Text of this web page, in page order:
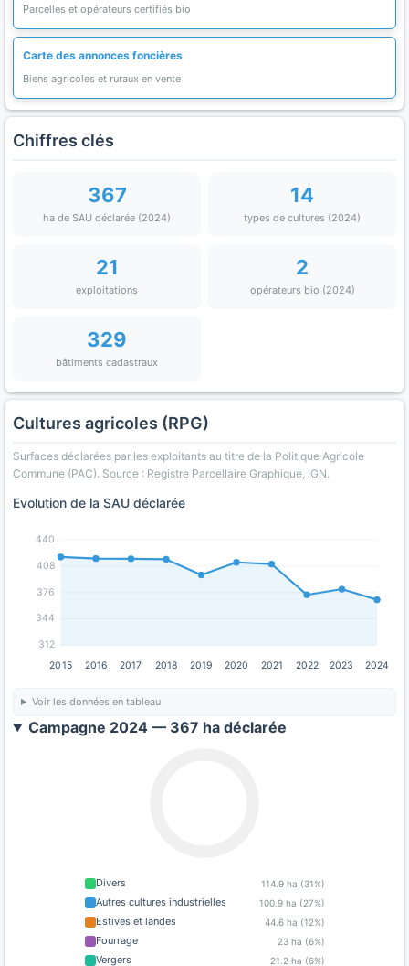
Parcelles et opérateurs certifiés bio
Carte des annonces foncières
Biens agricoles et ruraux en vente
Chiffres clés
367
ha de SAU déclarée (2024)
14
types de cultures (2024)
21
exploitations
2
opérateurs bio (2024)
329
bâtiments cadastraux
Cultures agricoles (RPG)
Surfaces déclarées par les exploitants au titre de la Politique Agricole
Commune (PAC). Source : Registre Parcellaire Graphique, IGN.
Evolution de la SAU déclarée
312
344
376
408
440
2015 2016 2017 2018 2019 2020 2021 2022 2023 2024
Voir les données en tableau
Campagne 2024 — 367 ha déclarée
Divers 114.9 ha (31%)
Autres cultures industrielles 100.9 ha (27%)
Estives et landes 44.6 ha (12%)
Fourrage 23 ha (6%)
Vergers 21.2 ha (6%)